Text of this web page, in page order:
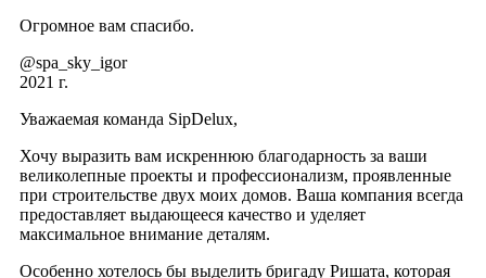
Огромное вам спасибо.
@spa_sky_igor
2021 г.
Уважаемая команда SipDelux,
Хочу выразить вам искреннюю благодарность за ваши
великолепные проекты и профессионализм, проявленные
при строительстве двух моих домов. Ваша компания всегда
предоставляет выдающееся качество и уделяет
максимальное внимание деталям.
Особенно хотелось бы выделить бригаду Ришата, которая